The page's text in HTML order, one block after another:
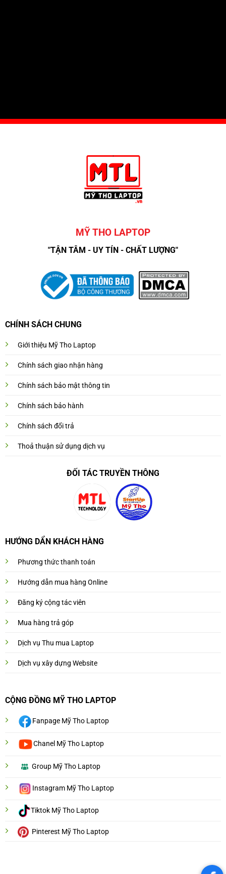
MỸ THO LAPTOP
"TẬN TÂM - UY TÍN - CHẤT LƯỢNG"
CHÍNH SÁCH CHUNG
Giới thiệu Mỹ Tho Laptop
Chính sách giao nhận hàng
Chính sách bảo mật thông tin
Chính sách bảo hành
Chính sách đổi trả
Thoả thuận sử dụng dịch vụ
ĐỐI TÁC TRUYỀN THÔNG
HƯỚNG DẨN KHÁCH HÀNG
Phương thức thanh toán
Hướng dẫn mua hàng Online
Đăng ký cộng tác viên
Mua hàng trả góp
Dịch vụ Thu mua Laptop
Dịch vụ xây dựng Website
CỘNG ĐỒNG MỸ THO LAPTOP
Fanpage Mỹ Tho Laptop
Chanel Mỹ Tho Laptop
Group Mỹ Tho Laptop
Instagram Mỹ Tho Laptop
Tiktok Mỹ Tho Laptop
Pinterest Mỹ Tho Laptop